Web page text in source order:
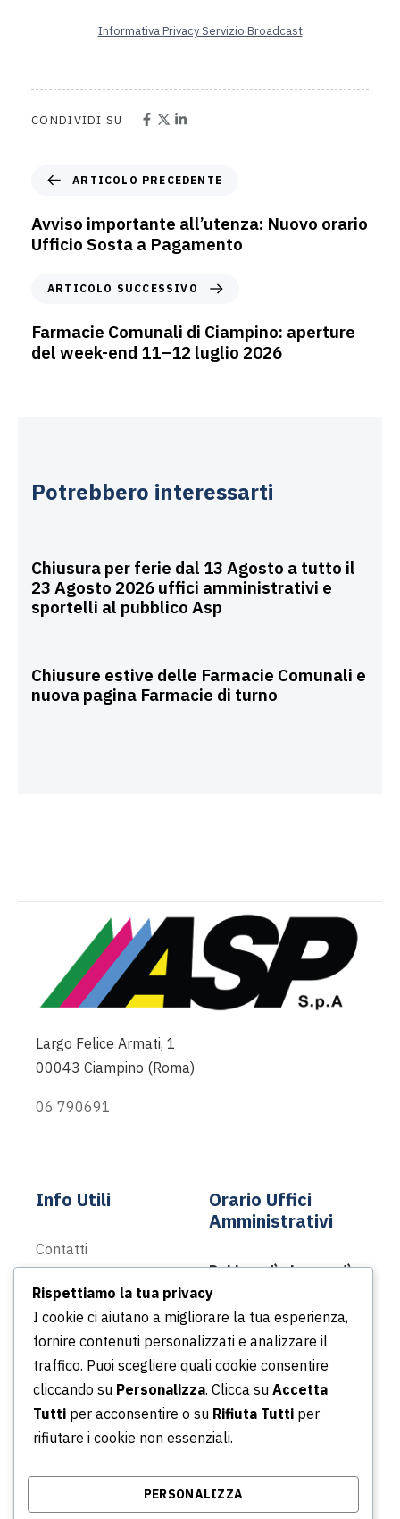
Informativa Privacy Servizio Broadcast
CONDIVIDI SU
ARTICOLO PRECEDENTE
Avviso importante all’utenza: Nuovo orario
Ufficio Sosta a Pagamento
ARTICOLO SUCCESSIVO
Farmacie Comunali di Ciampino: aperture
del week-end 11–12 luglio 2026
Potrebbero interessarti
Chiusura per ferie dal 13 Agosto a tutto il
23 Agosto 2026 uffici amministrativi e
sportelli al pubblico Asp
Chiusure estive delle Farmacie Comunali e
nuova pagina Farmacie di turno
Largo Felice Armati, 1
00043 Ciampino (Roma)
06 790691
Info Utili
Contatti
Podcast
Portale della
Trasparenza
Whistleblowing
Orario Uffici
Amministrativi
Dal lunedì al venerdì
Dalle ore 8.30 alle ore
13.30
Dalle ore 14.30 alle ore
16.30
© Copyright 2026 Azienda Servizi Pubblici S.p.a. |
P.IVA/CF/ Iscrizione CCIA 02315031001 - REA:
Rispettiamo la tua privacy
I cookie ci aiutano a migliorare la tua esperienza,
fornire contenuti personalizzati e analizzare il
traffico. Puoi scegliere quali cookie consentire
cliccando su Personalizza. Clicca su Accetta
Tutti per acconsentire o su Rifiuta Tutti per
rifiutare i cookie non essenziali.
PERSONALIZZA